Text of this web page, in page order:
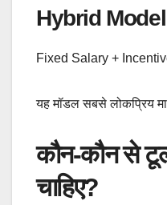
Hybrid Model
Fixed Salary +
यह मॉडल सबसे लोकप्रिय
कौन-कौन से
चाहिए?